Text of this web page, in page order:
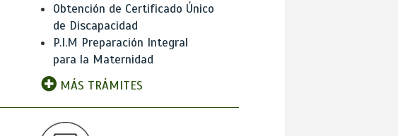
Obtención de Certificado Único
de Discapacidad
P.I.M Preparación Integral
para la Maternidad
MÁS TRÁMITES